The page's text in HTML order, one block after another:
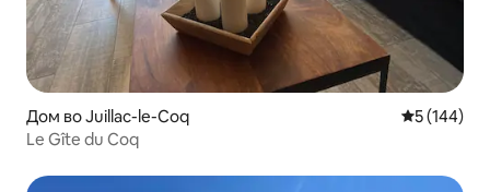
Дом во Juillac-le-Coq Просечна
5 (144)
Le Gîte du Coq